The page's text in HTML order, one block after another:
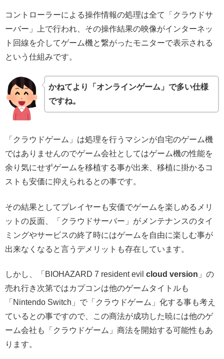
コントローラーによる操作情報の処理は全て「クラウドサ
ーバー」上で行われ、その操作結果の映像がインターネッ
ト回線を介してゲーム機と繋がったモニターで表示される
という仕組みです。
かねてより「オンラインゲーム」で多い仕様
ですね。
「クラウドゲーム」は処理を行うマシンが自宅のゲーム機
ではありませんのでゲーム会社としてはゲーム機の性能を
余り気にせずゲームを移植する事が出来、移植に掛かるコ
ストも安価に抑えられるとの事です。
その結果としてプレイヤーも安価でゲームを楽しめるメリ
ットの反面、「クラウドサーバー」がメンテナンスのタイ
ミングやサービスの終了時にはゲームを自由に楽しむ事が
出来なくなると言うデメリットも存在しています。
しかし、「BIOHAZARD 7 resident evil cloud version 」の
売れ行き次第ではカプコンは他のゲームタイトルも
「Nintendo Switch」で「クラウドゲーム」化する事も考え
ているとの事ですので、この商法が成功した暁には他のゲ
ーム会社も「クラウドゲーム」商法を開始する可能性もあ
ります。